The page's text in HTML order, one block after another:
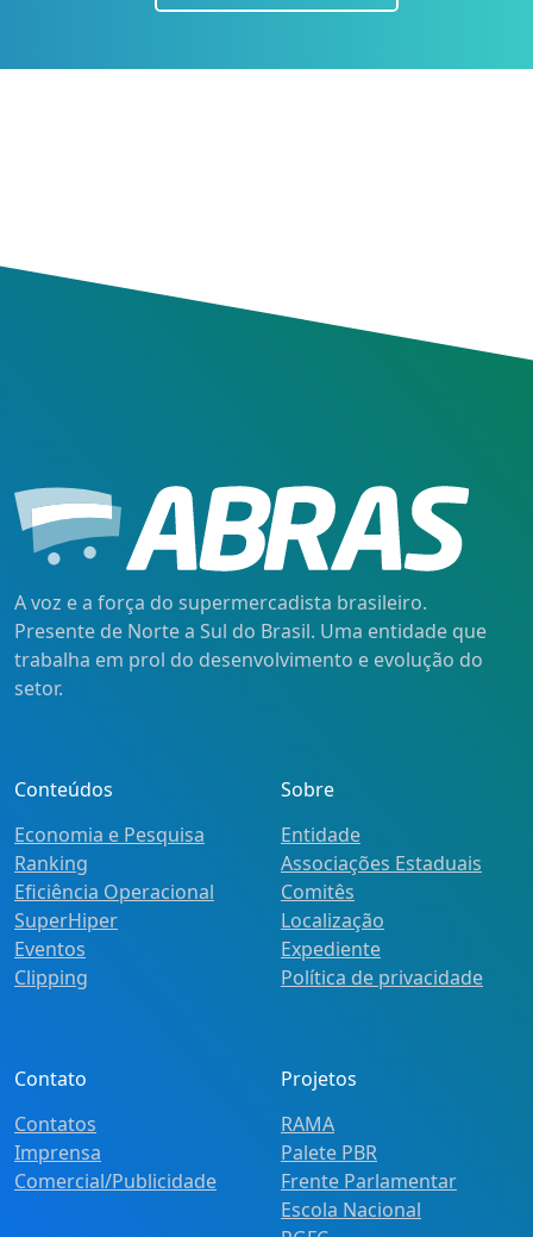
A voz e a força do supermercadista brasileiro.
Presente de Norte a Sul do Brasil. Uma entidade que
trabalha em prol do desenvolvimento e evolução do
setor.
Conteúdos
Economia e Pesquisa
Ranking
Eficiência Operacional
SuperHiper
Eventos
Clipping
Sobre
Entidade
Associações Estaduais
Comitês
Localização
Expediente
Política de privacidade
Contato
Contatos
Imprensa
Comercial/Publicidade
Projetos
RAMA
Palete PBR
Frente Parlamentar
Escola Nacional